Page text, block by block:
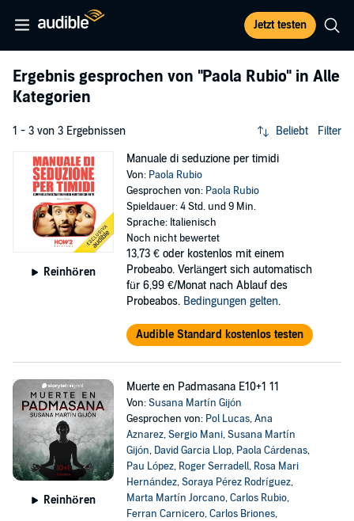
Jetzt testen
Ergebnis gesprochen von "Paola Rubio" in Alle
Kategorien
1 - 3 von 3 Ergebnissen Beliebt Filter
Reinhören
Manuale di seduzione per timidi
Von: Paola Rubio
Gesprochen von: Paola Rubio
Spieldauer: 4 Std. und 9 Min.
Sprache: Italienisch
Noch nicht bewertet
13,73 € oder kostenlos mit einem
Probeabo. Verlängert sich automatisch
für 6,99 €/Monat nach Ablauf des
Probeabos. Bedingungen gelten.
Audible Standard kostenlos testen
Reinhören
Muerte en Padmasana E10+1 11
Von:Susana Martín Gijón
Gesprochen von: Pol Lucas,Ana
Aznarez,Sergio Mani,Susana Martín
Gijón, David Garcia Llop, Paola Cárdenas,
Pau López, Roger Serradell, Rosa Mari
Hernández,Soraya Pérez Rodríguez,
Marta Martín Jorcano,Carlos Rubio,
Ferran Carnicero,Carlos Briones,